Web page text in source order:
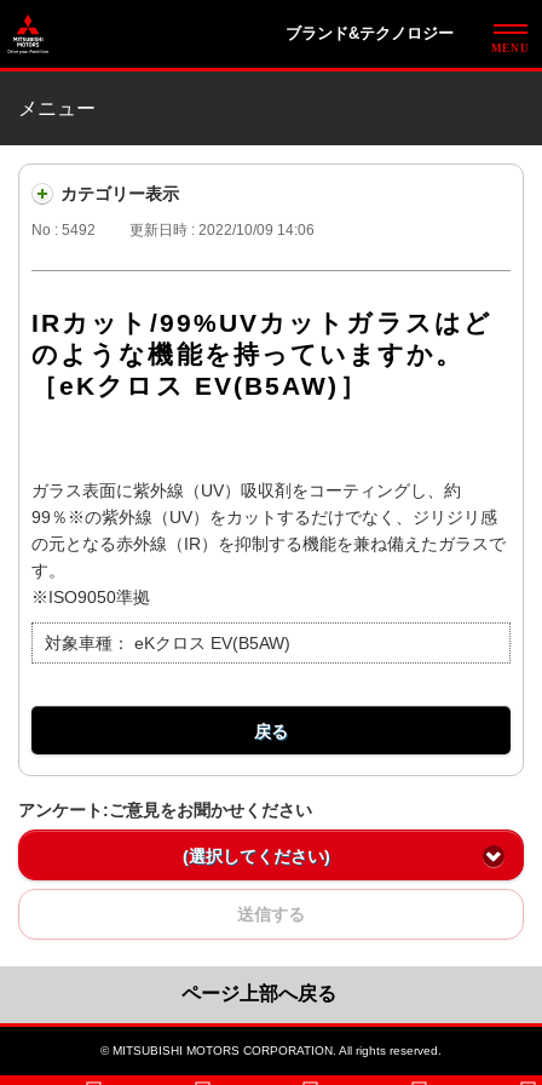
ブランド&テクノロジー
メニュー
カテゴリー表示
No : 5492 更新日時 : 2022/10/09 14:06
IRカット/99%UVカットガラスはど
のような機能を持っていますか。
［eKクロス EV(B5AW)］
ガラス表面に紫外線（UV）吸収剤をコーティングし、約
99％※の紫外線（UV）をカットするだけでなく、ジリジリ感
の元となる赤外線（IR）を抑制する機能を兼ね備えたガラスで
す。
※ISO9050準拠
対象車種： eKクロス EV(B5AW)
戻る
アンケート:ご意見をお聞かせください
(選択してください)
送信する
ページ上部へ戻る
© MITSUBISHI MOTORS CORPORATION. All rights reserved.